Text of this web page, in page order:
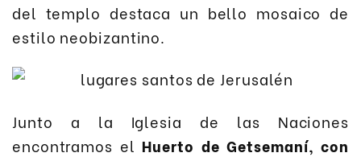
del templo destaca un bello mosaico de
estilo neobizantino.
Junto a la Iglesia de las Naciones
encontramos el Huerto de Getsemaní, con